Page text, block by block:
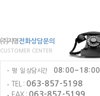
(주)지명전화상담문의
CUSTOMER CENTER
평 일 상담시간
08:00~18:00
TEL : 063-857-5198
FAX : 063-857-5199